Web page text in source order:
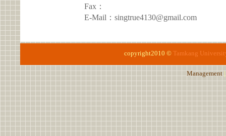
Fax：
E-Mail：singtrue4130@gmail.com
copyright2010 © Tamkang
Management